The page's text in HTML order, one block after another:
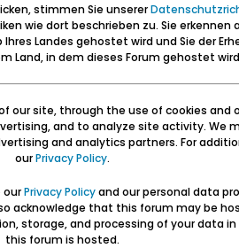
Danzig 1872
Danzig 1907
Danzig 1942 (=
Ortsnamen dürftest du ja schon
stimmen Sie unserer
wie dort beschrieben zu. Sie erkennen
Landes gehostet wird und Sie der
Land, in dem dieses Forum gehostet
our site, through the use of cookies and
and to analyze site activity. We
and analytics partners. For
ourPrivacy Policy.
ourPrivacy Policyand our personal data
acknowledge that this forum may be
storage, and processing of your data
this forum is hosted.